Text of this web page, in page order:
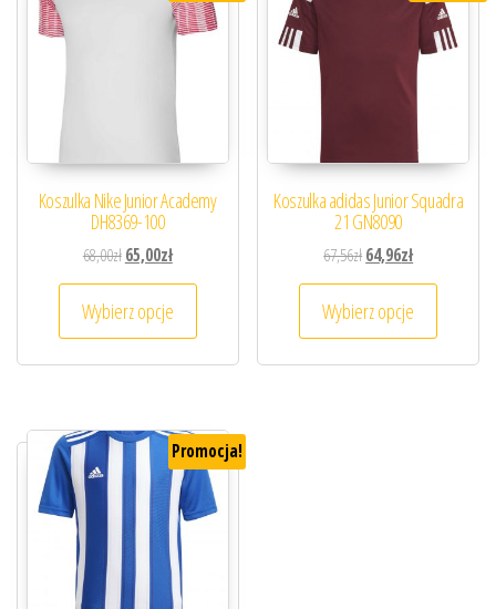
Koszulka Nike Junior Academy
DH8369-100
68,00złPierwotna cena wynosiła: 68,00zł.
65,00złAktualna cena wynosi: 65,00zł.
Wybierz opcje
Ten produkt ma wiele wariantów. Opcje
Koszulka adidas Junior Squadra
21 GN8090
67,56złPierwotna cena
64,96złAktualna cena
Wybierz opcje
Ten
Promocja!